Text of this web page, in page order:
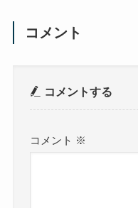
コメント
コメントする
コメント ※